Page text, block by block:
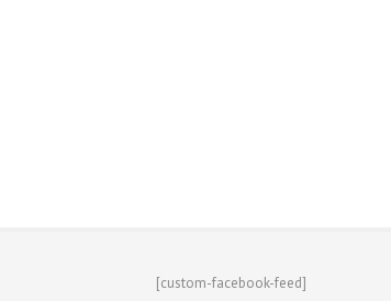
[custom-facebook-feed]